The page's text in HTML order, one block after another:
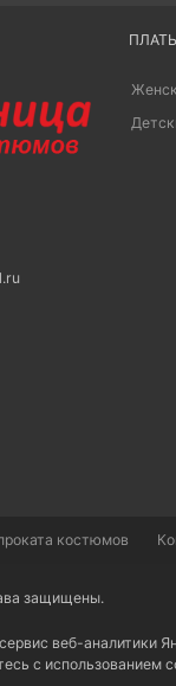
костюмов
защищены.
веб-аналитики
с использованием